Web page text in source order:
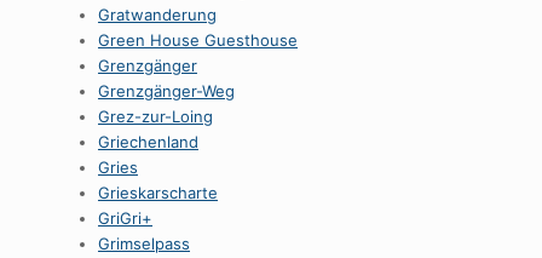
Gratwanderung
Green House Guesthouse
Grenzgänger
Grenzgänger-Weg
Grez-zur-Loing
Griechenland
Gries
Grieskarscharte
GriGri+
Grimselpass